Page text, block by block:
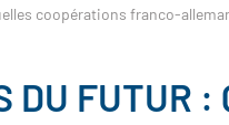
coopérations franco-
DU FUTUR